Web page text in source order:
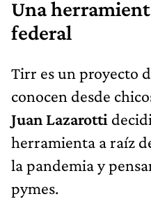
Una
federal
Tirr es un proyecto
conocen desde
Juan Lazarotti
herramienta a raíz
la pandemia y
pymes.